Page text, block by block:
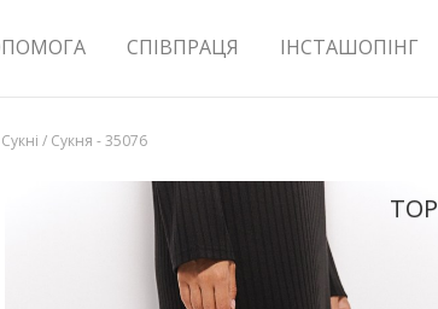
СПІВПРАЦЯ ІНСТАШОПІНГ
Сукні / Сукня - 35076
TOP